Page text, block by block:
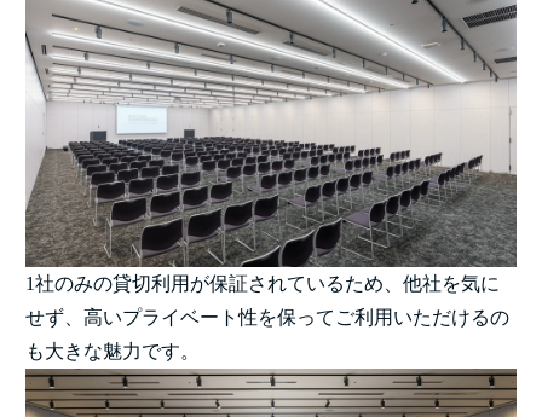
1社のみの貸切利用が保証されているため、他社を気に
せず、高いプライベート性を保ってご利用いただけるの
も大きな魅力です。